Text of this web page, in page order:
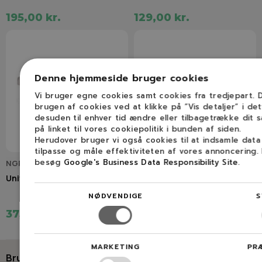
195,00 kr. 129,00 kr.
NGP2505022
Universal benzinfilter
37,50 kr.
NGP691035
Brug for hjælp?
Denne hjemmeside bruger cookies
Vi bruger egne cookies samt cookies fra tredjepart.
brugen af cookies ved at klikke på ”Vis detaljer” i
desuden til enhver tid ændre eller tilbagetrække dit
på linket til vores cookiepolitik i bunden af siden.
Herudover bruger vi også cookies til at indsamle
tilpasse og måle effektiviteten af vores annoncering.
besøg Google's Business Data Responsibility Site.
NØDVENDIGE
MARKETING